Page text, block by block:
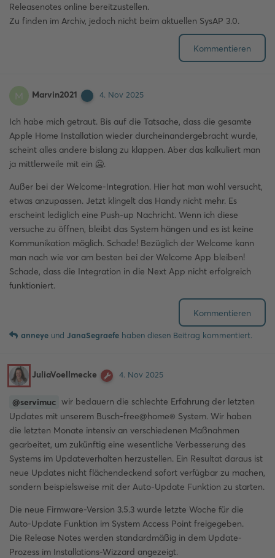
Releasenotes online bereitzustellen.
Zu finden im Archiv, jedoch nicht beim aktuellen SysAP 3.0.
Kommentieren
M Marvin2021 4. Nov 2025
Ich habe mich getraut. Bis auf die Tatsache, dass die gesamte
Apple Home Installation wieder durcheinandergebracht wurde,
scheint alles andere bislang zu klappen. Aber das kalkuliert man
ja mittlerweile mit ein 🥶.
Außer bei der Welcome-Integration. Hier hat man wohl versucht,
etwas anzupassen. Jetzt klingelt das Handy nicht mehr. Es
erscheint lediglich eine Push-up Nachricht. Wenn ich diese
versuche zu öffnen, bleibt das System hängen und es ist keine
Kommunikation möglich. Schade! Bezüglich der Welcome kann
man nach wie vor am besten bei der Welcome App bleiben!
Schade, dass die Integration in die Next App nicht erfolgreich
funktioniert.
Kommentieren
anneye und JanaSegraefe haben diesen Beitrag kommentiert.
JuliaVoellmecke 4. Nov 2025
@servimuc wir bedauern die schlechte Erfahrung der letzten
Updates mit unserem Busch-free@home® System. Wir haben
die letzten Monate intensiv an verschiedenen Maßnahmen
gearbeitet, um zukünftig eine wesentliche Verbesserung des
Systems im Updateverhalten herzustellen. Ein Resultat daraus ist
neue Updates nicht flächendeckend sofort verfügbar zu machen,
sondern beispielsweise mit der Auto-Update Funktion zu starten.
Die neue Firmware-Version 3.5.3 wurde letzte Woche für die
Auto-Update Funktion im System Access Point freigegeben.
Die Release Notes werden standardmäßig in dem Update-
Prozess im Installations-Wizzard angezeigt.